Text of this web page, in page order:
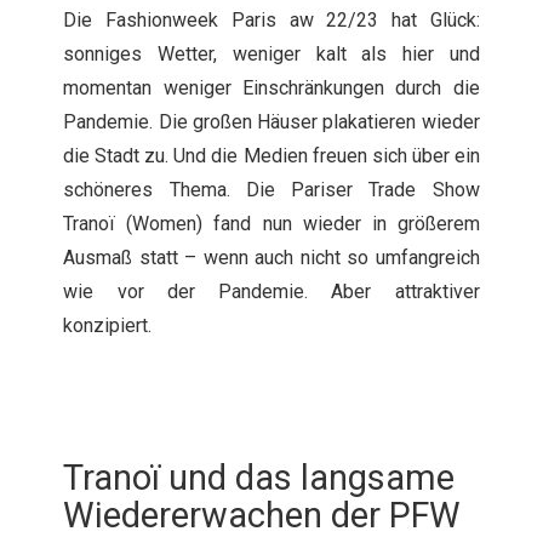
Die Fashionweek Paris aw 22/23 hat Glück:
sonniges Wetter, weniger kalt als hier und
momentan weniger Einschränkungen durch die
Pandemie. Die großen Häuser plakatieren wieder
die Stadt zu. Und die Medien freuen sich über ein
schöneres Thema. Die Pariser Trade Show
Tranoï (Women) fand nun wieder in größerem
Ausmaß statt – wenn auch nicht so umfangreich
wie vor der Pandemie. Aber attraktiver
konzipiert.
Tranoï und das langsame
Wiedererwachen der PFW